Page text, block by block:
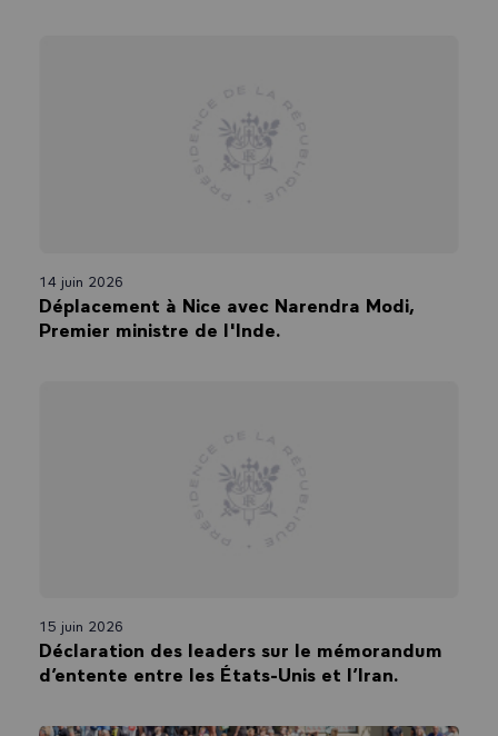
14 juin 2026
Déplacement à Nice avec Narendra Modi,
Premier ministre de l'Inde.
15 juin 2026
Déclaration des leaders sur le mémorandum
d’entente entre les États-Unis et l’Iran.